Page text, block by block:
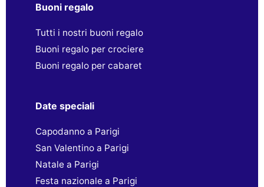
Buoni regalo
Tutti i nostri buoni regalo
Buoni regalo per crociere
Buoni regalo per cabaret
Date speciali
Capodanno a Parigi
San Valentino a Parigi
Natale a Parigi
Festa nazionale a Parigi